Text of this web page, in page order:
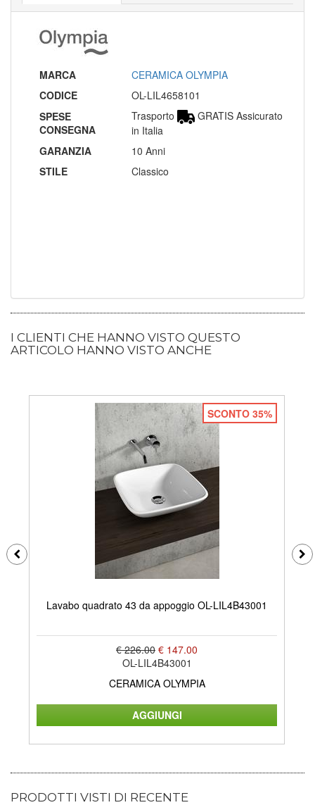
MARCA
CERAMICA OLYMPIA
CODICE
OL-LIL4658101
SPESE
CONSEGNA
Trasporto
GRATIS Assicurato
in Italia
GARANZIA
10 Anni
STILE
Classico
I CLIENTI CHE HANNO VISTO QUESTO
ARTICOLO HANNO VISTO ANCHE
SCONTO 35%
Lavabo quadrato 43 da appoggio OL-LIL4B43001
€ 226.00 € 147.00
OL-LIL4B43001
CERAMICA OLYMPIA
PRODOTTI VISTI DI RECENTE